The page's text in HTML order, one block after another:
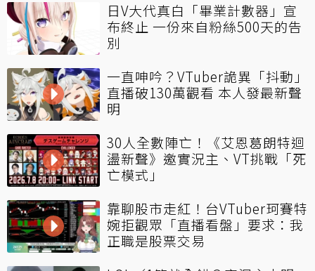
日V大代真白「畢業計數器」宣
布終止 一份來自粉絲500天的告
別
一直呻吟？VTuber詭異「抖動」
直播破130萬觀看 本人發最新聲
明
30人全數陣亡！《艾恩葛朗特迴
盪新聲》邀實況主、VT挑戰「死
亡模式」
靠聊股市走紅！台VTuber珂賽特
婉拒觀眾「直播看盤」要求：我
正職是股票交易